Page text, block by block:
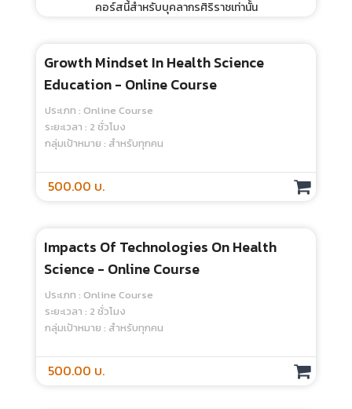
Essential Skills For Clinical Teachers -
Media
ประเภท : SHEE Media
ระยะเวลา : 14 ชั่วโมง
กลุ่มเป้าหมาย : สำหรับทุกคน
400.00 บ.